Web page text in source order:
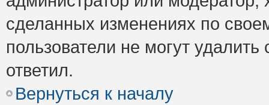
сделанных изменениях по
пользователи не могут
ответил.
Вернуться к началу